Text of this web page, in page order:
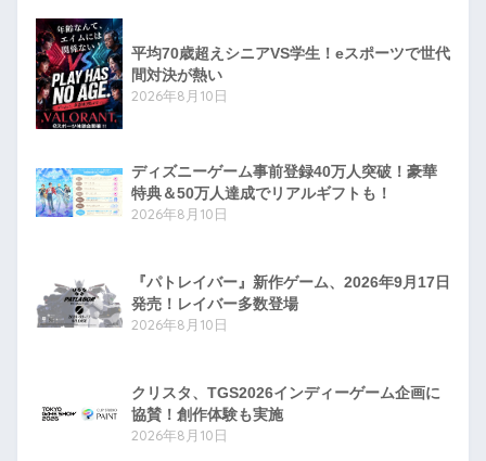
平均70歳超えシニアVS学生！eスポーツで世代
間対決が熱い
2026年8月10日
ディズニーゲーム事前登録40万人突破！豪華
特典＆50万人達成でリアルギフトも！
2026年8月10日
『パトレイバー』新作ゲーム、2026年9月17日
発売！レイバー多数登場
2026年8月10日
クリスタ、TGS2026インディーゲーム企画に
協賛！創作体験も実施
2026年8月10日